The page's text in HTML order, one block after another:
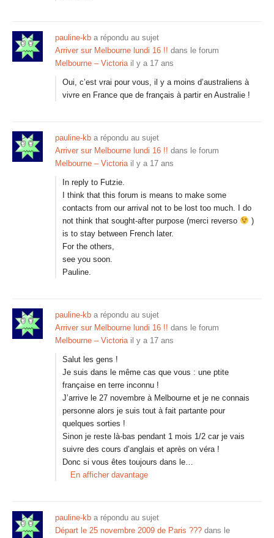
pauline-kb a répondu au sujet
Arriver sur Melbourne lundi 16 !! dans le forum
Melbourne – Victoria il y a 17 ans
Oui, c’est vrai pour vous, il y a moins d’australiens à
vivre en France que de français à partir en Australie !
pauline-kb a répondu au sujet
Arriver sur Melbourne lundi 16 !! dans le forum
Melbourne – Victoria il y a 17 ans
In reply to Futzie.
I think that this forum is means to make some
contacts from our arrival not to be lost too much. I do
not think that sought-after purpose (merci reverso
)
is to stay between French later.
For the others,
see you soon.
Pauline.
pauline-kb a répondu au sujet
Arriver sur Melbourne lundi 16 !! dans le forum
Melbourne – Victoria il y a 17 ans
Salut les gens !
Je suis dans le même cas que vous : une ptite
française en terre inconnu !
J’arrive le 27 novembre à Melbourne et je ne connais
personne alors je suis tout à fait partante pour
quelques sorties !
Sinon je reste là-bas pendant 1 mois 1/2 car je vais
suivre des cours d’anglais et après on véra !
Donc si vous êtes toujours dans le…
En afficher davantage
pauline-kb a répondu au sujet
Départ le 25 novembre 2009 de Paris ??? dans le